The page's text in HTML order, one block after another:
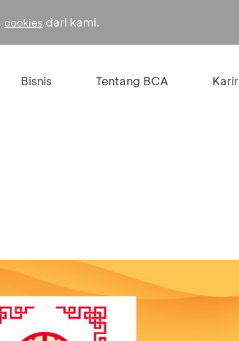
cookies dari kami.
Bisnis Tentang BCA Karir